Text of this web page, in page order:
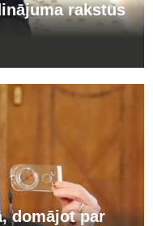
rakstus
domājot par